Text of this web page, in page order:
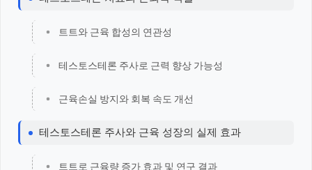
트트와 근육 합성의 연관성
테스토스테론 주사로 근력 향상 가능성
근육손실 방지와 회복 속도 개선
테스토스테론 주사와 근육 성장의 실제 효과
트트로 근육량 증가 효과 및 연구 결과